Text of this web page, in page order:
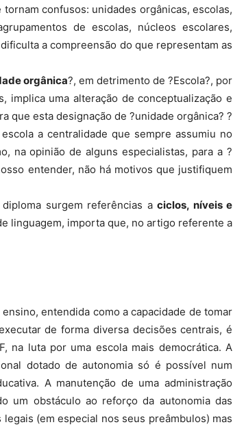
confusos: unidades orgânicas, escolas,
de escolas, núcleos escolares,
a compreensão do que representam as
orgânica?, em detrimento de ?Escola?, por
implica uma alteração de conceptualização e
que esta designação de ?unidade orgânica? ?
a centralidade que sempre assumiu no
na opinião de alguns especialistas, para a ?
entender, não há motivos que justifiquem
surgem referências aciclos, níveis e
linguagem, importa que, no artigo referente a
entendida como a capacidade de tomar
de forma diversa decisões centrais, é
na luta por uma escola mais democrática. A
dotado de autonomia só é possível num
A manutenção de uma administração
um obstáculo ao reforço da autonomia das
(em especial nos seus preâmbulos) mas